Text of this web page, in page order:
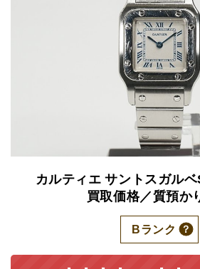
カルティエ サントスガルベ
買取価格／質預か
Bランク